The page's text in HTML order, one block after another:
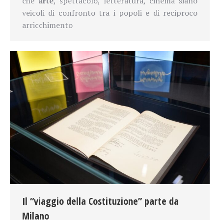
veicoli di confronto tra i popoli e di reciproco
arricchimento
Il “viaggio della Costituzione” parte da
Milano